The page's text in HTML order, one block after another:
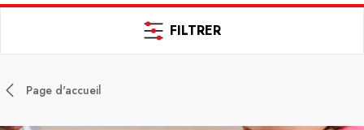
FILTRER
Page d'accueil